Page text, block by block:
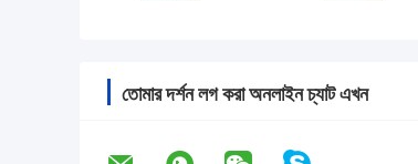
তোমার দর্শন লগ করা অনলাইন চ্যাট এখন